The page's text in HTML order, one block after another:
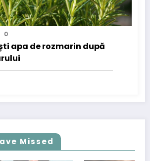
0
apa de rozmarin după
Missed